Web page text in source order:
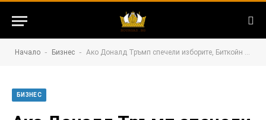
Начало - Бизнес - Ако Доналд Тръмп спечели изборите, Биткойн стига $100,000, а Pepe Unchained $1?
БИЗНЕС